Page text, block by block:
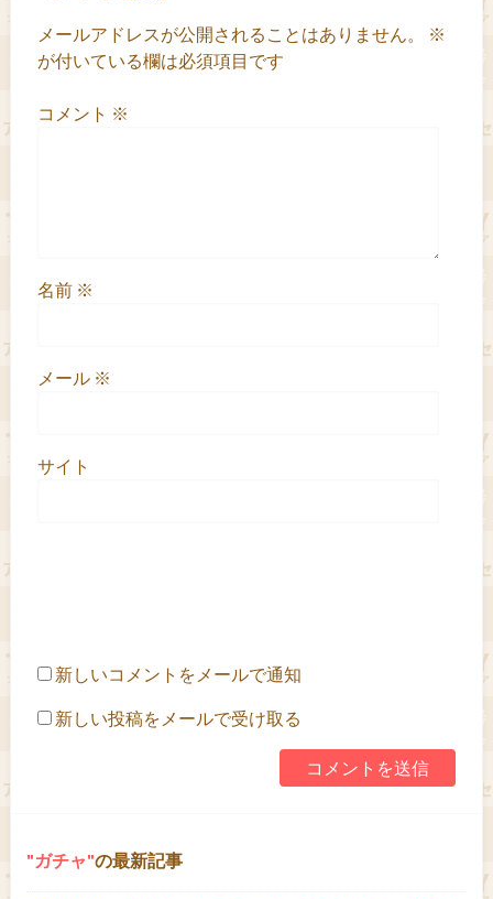
メールアドレスが公開されることはありません。
※
が付いている欄は必須項目です
コメント ※
名前 ※
メール ※
サイト
新しいコメントをメールで通知
新しい投稿をメールで受け取る
ガチャ の最新記事